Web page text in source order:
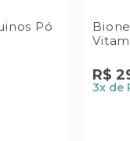
Pó
R$
3x de